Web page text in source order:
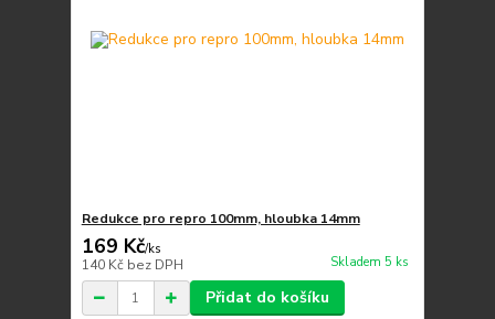
Redukce pro repro 100mm, hloubka 14mm
169 Kč/ks
140 Kč bez DPH Skladem 5 ks
Přidat do košíku